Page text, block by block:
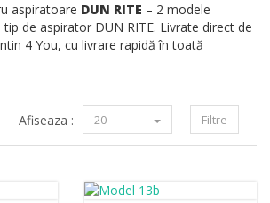
aspiratoare DUN RITE – 2 modele
de aspirator DUN RITE. Livrate direct de
4 You, cu livrare rapidă în toată
Filtre
Afiseaza : 20